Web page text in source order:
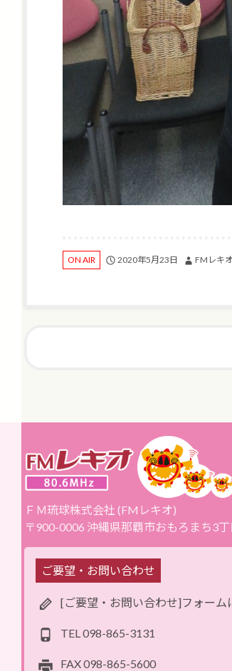
ON AIR 2020年5月23日 FMレキ
ＦＭ琉球株式会社 (FMレキオ)
〒900-0006 沖縄県那覇市おもろまち3
ご要望・お問い合わせ
[ご要望・お問い合わせ]フォーム
TEL 098-865-3131
FAX098-865-5600